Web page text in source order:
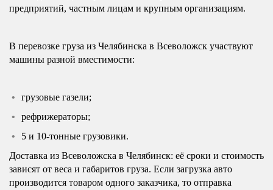
предприятий, частным лицам и крупным организациям.
В перевозке груза из Челябинска в Всеволожск участвуют
машины разной вместимости:
грузовые газели;
рефрижераторы;
5 и 10-тонные грузовики.
Доставка из Всеволожска в Челябинск: её сроки и стоимость
зависят от веса и габаритов груза. Если загрузка авто
производится товаром одного заказчика, то отправка